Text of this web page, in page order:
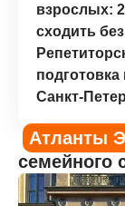
взрослых:
сходить
Санкт-
Атланты
семейного